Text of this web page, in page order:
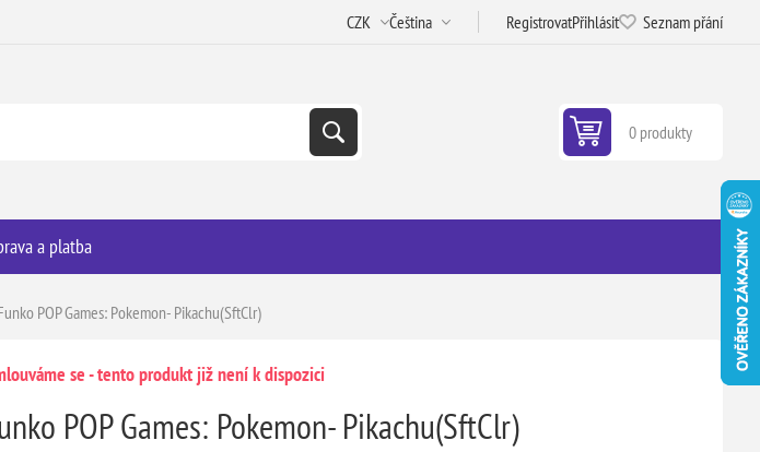
RegistrovatPřihlásit Seznam přání
0 produkty
a platba
POP Games: Pokemon- Pikachu(SftClr)
se - tento produkt již není k dispozici
POP Games: Pokemon- Pikachu(SftClr)